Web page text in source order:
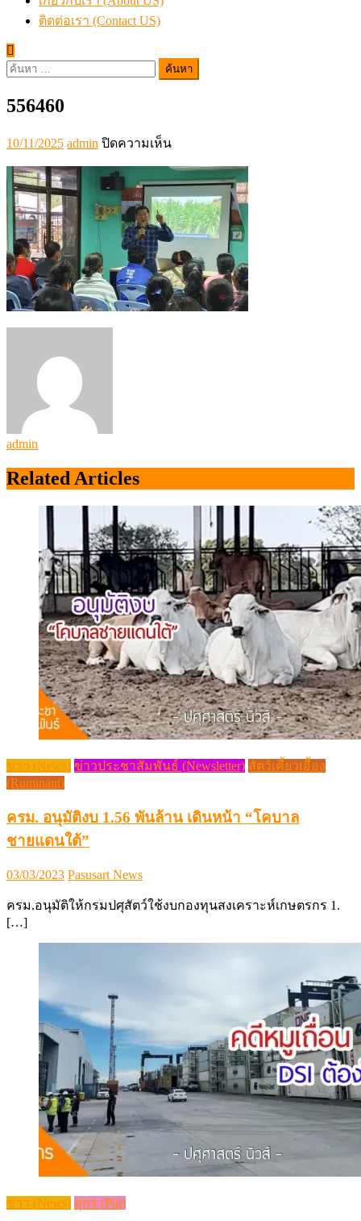
ติดต่อเรา (Contact US)
ค้นหา
556460
Posted
on
10/11/2025 Author
admin ปิดความเห็นบน
admin
Related Articles
ข่าว (News) ข่าวประชาสัมพันธ์ (Newsletter) สัตว์เคี้ยวเอื้อง
(Ruminant)
ครม. อนุมัติงบ 1.56 พันล้าน เดินหน้า “โคบาล
ชายแดนใต้”
Posted
03/03/2023 Author
Pasusart News
ครม.อนุมัติให้กรมปศุสัตว์ใช้งบกองทุนสงเคราะห์เกษตรกร 1.
[…]
ข่าว (News) สุกร (Pig)